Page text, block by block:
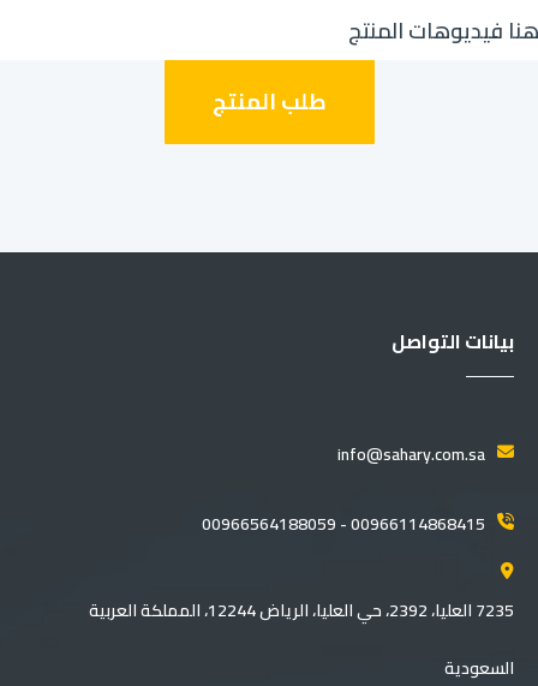
هنا فيديوهات المنتج
طلب المنتج
بيانات التواصل
info@sahary.com.sa
00966114868415 - 00966564188059
7235 العليا، 2392، حي العليا، الرياض 12244، المملكة العربية
السعودية